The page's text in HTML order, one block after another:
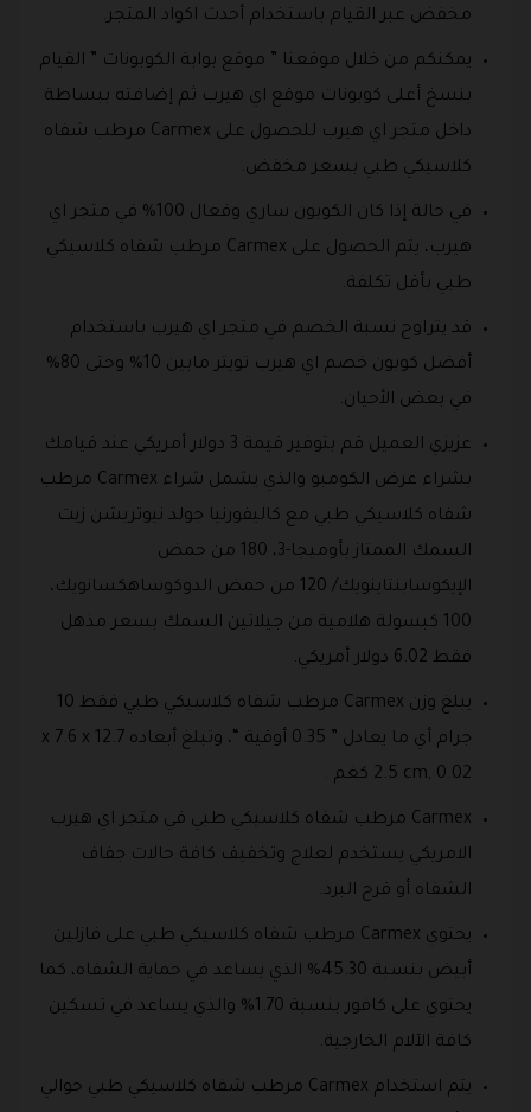
مخفض عبر القيام باستخدام أحدث اكواد المتجر.
يمكنكم من خلال موقعنا ” موقع بوابة الكوبونات ” القيام
بنسخ أعلى كوبونات موقع اي هيرب ثم إضافته ببساطة
داخل متجر اي هيرب للحصول على Carmex‏ مرطب شفاه
كلاسيكي طبي بسعر مخفض.
في حالة إذا كان الكوبون ساري وفعال 100% في متجر اي
هيرب، يتم الحصول على Carmex‏ مرطب شفاه كلاسيكي
طبي بأقل تكلفة.
قد يتراوح نسبة الخصم في متجر اي هيرب باستخدام
أفضل كوبون خصم اي هيرب تويتر مابين 10% وحتى 80%
في بعض الأحيان.
عزيزي العميل قم بتوفير قيمة 3 دولار أمريكي عند قيامك
بشراء عرض الكومبو والذي يشمل شراء Carmex‏ مرطب
شفاه كلاسيكي طبي مع كاليفورنيا جولد نيوتريشن زيت
السمك الممتاز بأوميجا-3، 180 من حمض
الإيكوسابنتاينويك/ 120 من حمض الدوكوساهكسانويك،
100 كبسولة هلامية من جيلاتين السمك بسعر مذهل
فقط 6.02 دولار أمريكي.
يبلغ وزن Carmex‏ مرطب شفاه كلاسيكي طبي فقط 10
جرام أي ما يعادل ” 0.35 أوقية “، وتبلغ أبعاده 12.7 x 7.6 x
2.5 cm, 0.02 كغم .
Carmex‏ مرطب شفاه كلاسيكي طبي في متجر اي هيرب
الامريكي يستخدم لعلاج وتخفيف كافة حالات جفاف
الشفاه أو قرح البرد.
يحتوي Carmex‏ مرطب شفاه كلاسيكي طبي على فازلين
أبيض بنسبة 45.30% الذي يساعد في حماية الشفاه، كما
يحتوي على كافور بنسبة 1.70% والذي يساعد في تسكين
كافة الآلام الخارجية.
يتم استخدام Carmex‏ مرطب شفاه كلاسيكي طبي حوالي